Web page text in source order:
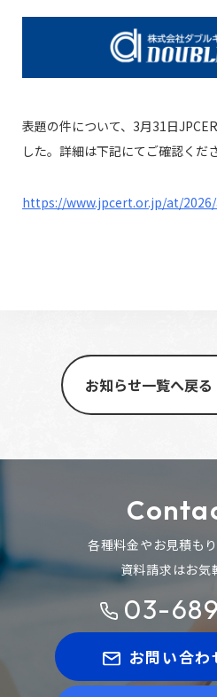
表題の件について、3月31日
した。詳細は下記にてご確認くださ
https://www.jpcert.or.jp/at/
お知らせ一覧へ戻る
各種料金やお見積も
資料請求はお気
03-
お問い合わ